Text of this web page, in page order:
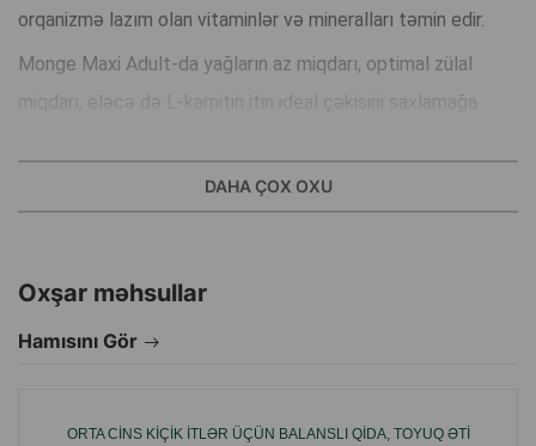
orqanizmə lazım olan vitaminlər və mineralları təmin edir.
Monge Maxi Adult-da yağların az miqdarı, optimal zülal
miqdarı, eləcə də L-karnitin itin ideal çəkisini saxlamağa
LİP-in kompleks keyfiyyətli xondroprotektorları (xondroitin
sulfat və qlükozamin) kömək edəcəkdir.
"yırtıcıları" ilk növbədə heyvan mənşəli zülallar almalıdır.
Monge-dən Maxi Adult yemdəki seçilmiş toyuq filesi
DAHA ÇOX OXU
Oxşar məhsullar
Hamısını Gör
ORTA CINS KIÇIK ITLƏR ÜÇÜN BALANSLI QIDA, TOYUQ ƏTI